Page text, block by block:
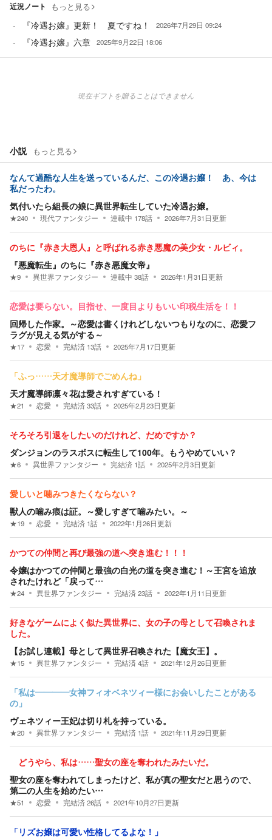
近況ノート もっと見る
『冷遇お嬢』更新！ 夏ですね！ 2026年7月29日 09:24
『冷遇お嬢』六章 2025年9月22日 18:06
現在ギフトを贈ることはできません
小説 もっと見る
なんて過酷な人生を送っているんだ、この冷遇お嬢！ あ、今は
私だったわ。
気付いたら組長の娘に異世界転生していた冷遇お嬢。
★240 現代ファンタジー 連載中 178話 2026年7月31日更新
のちに『赤き大恩人』と呼ばれる赤き悪魔の美少女・ルビィ。
『悪魔転生』のちに『赤き悪魔女帝』
★9 異世界ファンタジー 連載中 38話 2026年1月31日更新
恋愛は要らない。目指せ、一度目よりもいい印税生活を！！
回帰した作家。～恋愛は書くけれどしないつもりなのに、恋愛フ
ラグが見える気がする～
★17 恋愛 完結済 13話 2025年7月17日更新
「ふっ……天才魔導師でごめんね」
天才魔導師凛々花は愛されすぎている！
★21 恋愛 完結済33話 2025年2月23日更新
そろそろ引退をしたいのだけれど、だめですか？
ダンジョンのラスボスに転生して100年。もうやめていい？
★6 異世界ファンタジー 完結済 1話 2025年2月3日更新
愛しいと噛みつきたくならない？
獣人の噛み痕は証。～愛しすぎて噛みたい。～
★19 恋愛 完結済 1話 2022年1月26日更新
かつての仲間と再び最強の道へ突き進む！！！
令嬢はかつての仲間と最強の白光の道を突き進む！～王宮を追放
されたけれど「戻って…
★24 異世界ファンタジー 完結済23話 2022年1月11日更新
好きなゲームによく似た異世界に、女の子の母として召喚されま
した。
【お試し連載】母として異世界召喚された【魔女王】。
★15 異世界ファンタジー 完結済4話 2021年12月26日更新
「私は――――女神フィオベネツィー様にお会いしたことがある
の」
ヴェネツィー王妃は切り札を持っている。
★20 異世界ファンタジー 完結済 1話 2021年11月29日更新
どうやら、私は……聖女の座を奪われたみたいだ。
聖女の座を奪われてしまったけど、私が真の聖女だと思うので、
第二の人生を始めたい…
★51 恋愛 完結済26話 2021年10月27日更新
「リズお嬢は可愛い性格してるよな！」